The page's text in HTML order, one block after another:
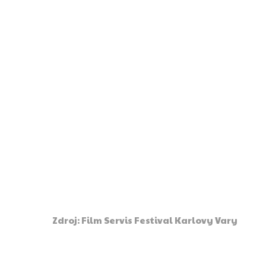
Zdroj: Film Servis Festival Karlovy Vary